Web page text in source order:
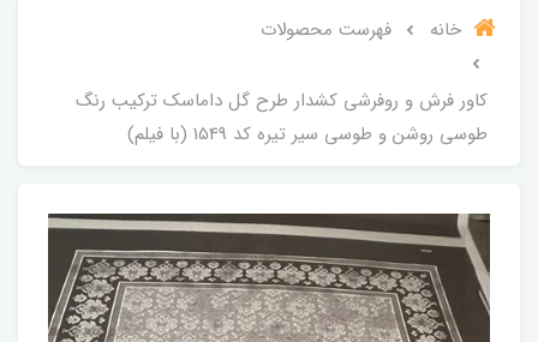
خانه فهرست محصولات
کاور فرش و روفرشی کشدار طرح گل داماسک ترکیب رنگ
طوسی روشن و طوسی سیر تیره کد 1549 (با فیلم)